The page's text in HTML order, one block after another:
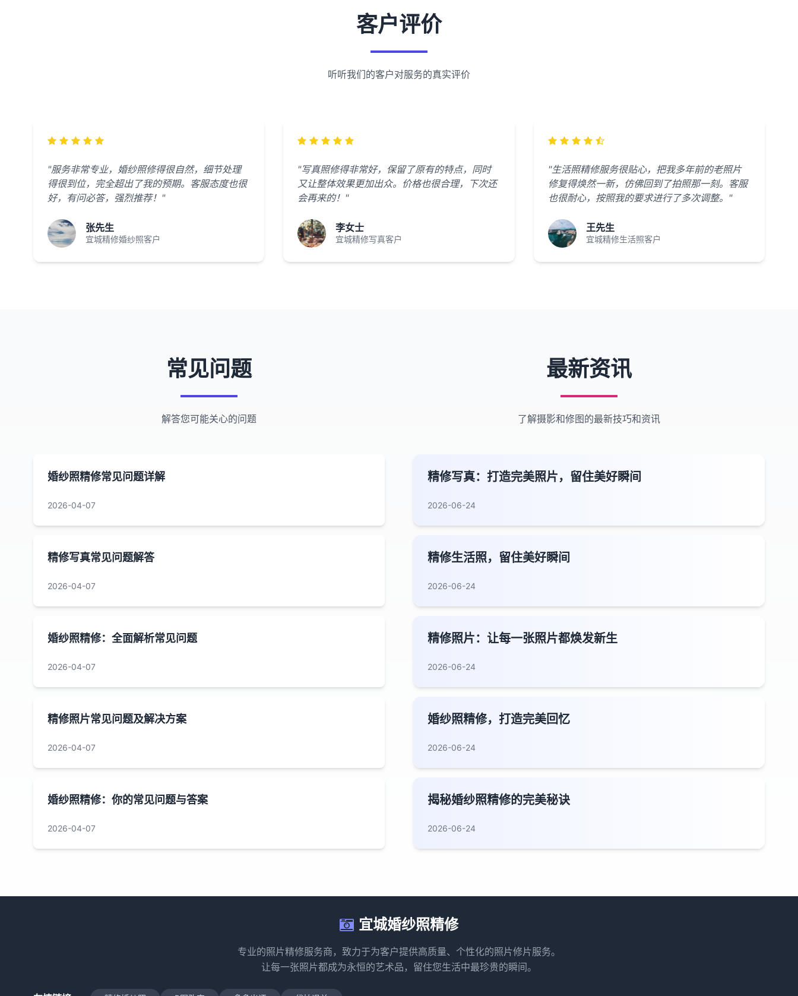
客户评价
听听我们的客户对服务的真实评价
"服务非常专业，婚纱照修得很自然，细节处理
得很到位，完全超出了我的预期。客服态度也很
好，有问必答，强烈推荐！"
张先生
宜城精修婚纱照客户
"写真照修得非常好，保留了原有的特点，同时
又让整体效果更加出众。价格也很合理，下次还
会再来的！"
李女士
宜城精修写真客户
"生活照精修服务很贴心，把我多年前的老照片
修复得焕然一新，仿佛回到了拍照那一刻。客服
也很耐心，按照我的要求进行了多次调整。"
王先生
宜城精修生活照客户
常见问题
解答您可能关心的问题
婚纱照精修常见问题详解
2026-04-07
精修写真常见问题解答
2026-04-07
婚纱照精修：全面解析常见问题
2026-04-07
精修照片常见问题及解决方案
2026-04-07
婚纱照精修：你的常见问题与答案
2026-04-07
最新资讯
了解摄影和修图的最新技巧和资讯
精修写真：打造完美照片，留住美好瞬间
2026-06-24
精修生活照，留住美好瞬间
2026-06-24
精修照片：让每一张照片都焕发新生
2026-06-24
婚纱照精修，打造完美回忆
2026-06-24
揭秘婚纱照精修的完美秘诀
2026-06-24
宜城婚纱照精修
专业的照片精修服务商，致力于为客户提供高质量、个性化的照片修片服务。
让每一张照片都成为永恒的艺术品，留住您生活中最珍贵的瞬间。